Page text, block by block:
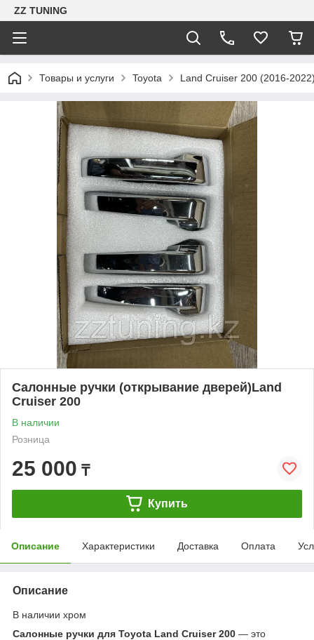
ZZ TUNING
Товары и услуги Toyota Land Cruiser 200 (2016-
Салонные ручки (открывание дверей)Land
Cruiser 200
В наличии
Розница
25 000 ₸
Купить
Описание Характеристики Доставка Оплата
Описание
В наличии хром
Салонные ручки для Toyota Land Cruiser 200 — это